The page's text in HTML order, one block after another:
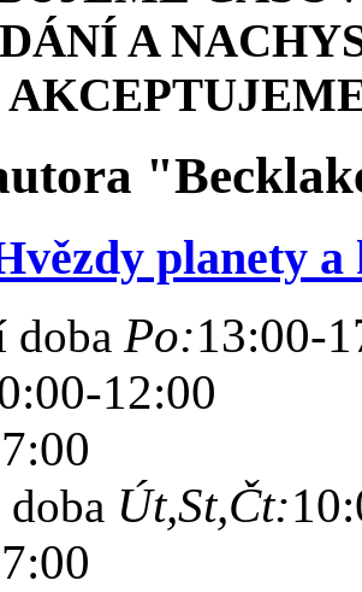
A
planety a
doba Po:13:00-
12:00
Út,St,Čt: